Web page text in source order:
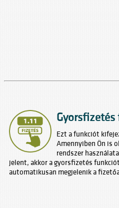
Ezt a funkciót
Amennyiben Ön is
rendszer
jelent, akkor a gyorsfizetés
automatikusan megjelenik a